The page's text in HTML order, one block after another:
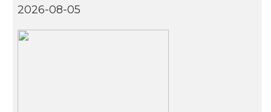
2026-08-05